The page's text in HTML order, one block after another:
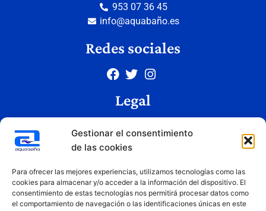
Gestionar el consentimiento
de las cookies
Para ofrecer las mejores experiencias, utilizamos tecnologías como las
cookies para almacenar y/o acceder a la información del dispositivo. El
consentimiento de estas tecnologías nos permitirá procesar datos como
el comportamiento de navegación o las identificaciones únicas en este
953 07 36 45
info@aquabaño.es
Redes sociales
Legal
Política de privacidad
Condiciones de uso
Copyright © 2026 Aquabaño | Todos los derechos reservados